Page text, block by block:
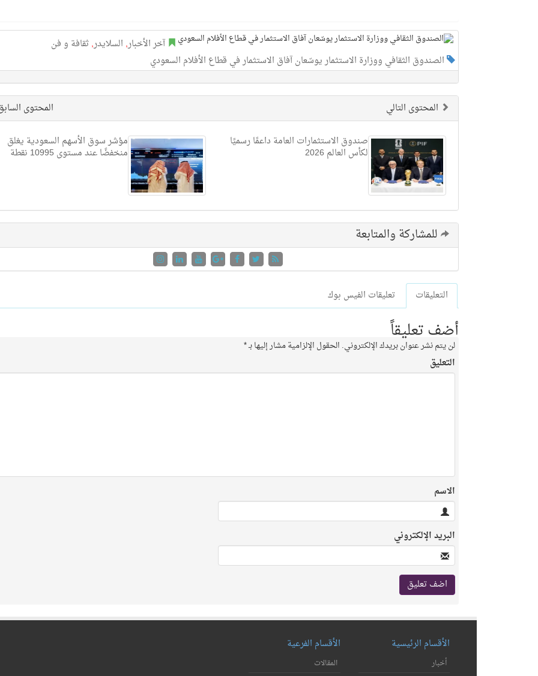
آخر الأخبار, السلايدر,ثقافة و فن
الصندوق الثقافي ووزارة الاستثمار يوسّعان آفاق الاستثمار في قطاع الأفلام السعودي
المحتوى المحتوى التالي
مؤشر سوق الأسهم السعودية يغلق
منخفضًا عند مستوى 10995 نقطة
صندوق الاستثمارات العامة داعمًا رسميًا
لكأس العالم 2026
للمشاركة والمتابعة
التعليقات تعليقات الفيس بوك
أضف تعليقاً
لن يتم نشر عنوان بريدك الإلكتروني. الحقول الإلزامية مشار إليها بـ*
التعليق
الاسم
البريد الإلكتروني
الأقسام الرئيسية
أخبار
الأقسام الفرعية
المقالات